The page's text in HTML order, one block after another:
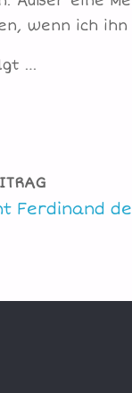
wenn ich ihn
…
Ferdinand